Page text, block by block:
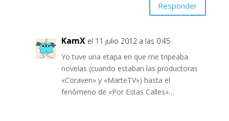
Responder
KamX el 11 julio 2012 a las 0:45
Yo tuve una etapa en que me tripeaba
novelas (cuando estaban las productoras
«Coraven» y «MarteTV») hasta el
fenómeno de «Por Estas Calles»…